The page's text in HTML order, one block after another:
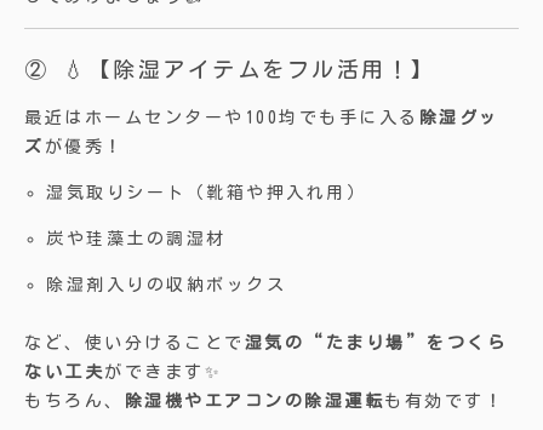
② 💧【除湿アイテムをフル活用！】
最近はホームセンターや100均でも手に入る 除湿グッ
ズ が優秀！
湿気取りシート（靴箱や押入れ用）
炭や珪藻土の調湿材
除湿剤入りの収納ボックス
など、使い分けることで 湿気の“たまり場”をつくら
ない工夫ができます✨
もちろん、
除湿機やエアコンの除湿運転も有効です！